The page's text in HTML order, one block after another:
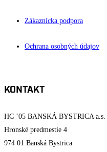
Zákaznícka podpora
Ochrana osobných údajov
KONTAKT
HC ’05 BANSKÁ BYSTRICA a.s.
Hronské predmestie 4
974 01 Banská Bystrica